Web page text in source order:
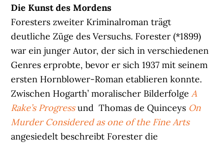
Die Kunst des Mordens
Foresters zweiter Kriminalroman trägt
deutliche Züge des Versuchs. Forester (*1899)
war ein junger Autor, der sich in verschiedenen
Genres erprobte, bevor er sich 1937 mit seinem
ersten Hornblower-Roman etablieren konnte.
Zwischen Hogarth’ moralischer BilderfolgeA
Rake’s Progressund Thomas de Quinceys On
Murder Considered as one of the Fine Arts
angesiedelt beschreibt Forester die